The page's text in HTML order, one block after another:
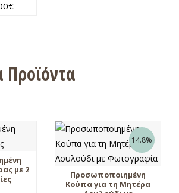
€
Προϊόντα
με 2
14.8%
Προσωποποιημένη
Κούπα για τη Μητέρα